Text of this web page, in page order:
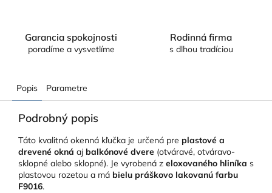
Garancia spokojnosti
poradíme a vysvetlíme
Rodinná firma
s dlhou tradíciou
Popis Parametre
Podrobný popis
Táto kvalitná okenná kľučka je určená pre plastové a
drevené okná aj balkónové dvere (otváravé, otváravo-
sklopné alebo sklopné). Je vyrobená z eloxovaného hliníka s
plastovou rozetou a má bielu práškovo lakovanú farbu
F9016.